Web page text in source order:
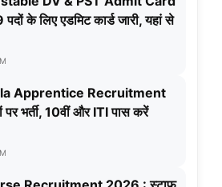
के लिए एडमिट कार्ड जारी, यहां से
Apprentice Recruitment
भर्ती, 10वीं और ITI पास करें